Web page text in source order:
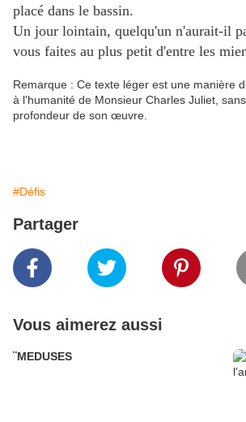
placé dans le bassin.
Un jour lointain, quelqu'un n'aurait-il
vous faites au plus petit d'entre les
Remarque : Ce texte léger est une manière
à l'humanité de Monsieur Charles Juliet,
profondeur de son œuvre.
#Défis
Partager
Vous aimerez aussi
¨MEDUSES